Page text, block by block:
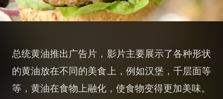
总统黄油推出广告片，影片主要展示了各种形状
的黄油放在不同的美食上，例如汉堡，千层面等
等，黄油在食物上融化，使食物变得更加美味。